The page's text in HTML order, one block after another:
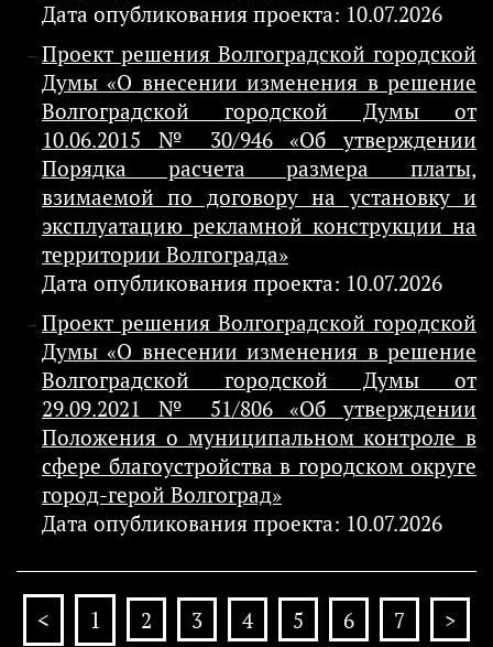
Дата опубликования проекта: 10.07.2026
Проект решения Волгоградской городской
Думы «О внесении изменения в решение
Волгоградской городской Думы от
10.06.2015 № 30/946 «Об утверждении
Порядка расчета размера платы,
взимаемой по договору на установку и
эксплуатацию рекламной конструкции на
территории Волгограда»
Дата опубликования проекта: 10.07.2026
Проект решения Волгоградской городской
Думы «О внесении изменения в решение
Волгоградской городской Думы от
29.09.2021 № 51/806 «Об утверждении
Положения о муниципальном контроле в
сфере благоустройства в городском округе
город-герой Волгоград»
Дата опубликования проекта: 10.07.2026
< 1 2 3 4 5 6 7 >